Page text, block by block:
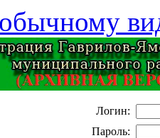
Логин:
Пароль: